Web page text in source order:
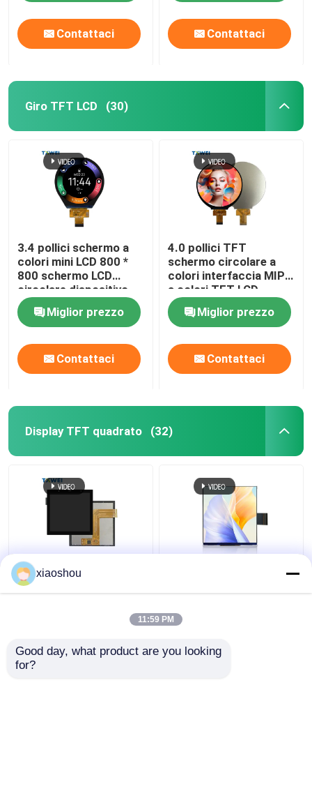
Contattaci Contattaci
Giro TFT LCD (30)
3.4 pollici schermo a
colori mini LCD 800 *
800 schermo LCD
circolare dispositivo
indossabile intelligente
schermo LCD tft
Miglior prezzo
Contattaci
4.0 pollici TFT
schermo circolare a
colori interfaccia MIPI
a colori TFT LCD
display 450cd/M2
Miglior prezzo
Contattaci
Display TFT quadrato (32)
3.95 pollici quadrato
TFT Display 480 X 480
Screen Display Modulo
interruttori intelligenti
xiaoshou
11:59 PM
Good day, what product are you looking
for?